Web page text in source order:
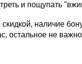
и пощупать
наличие
остальное не важно